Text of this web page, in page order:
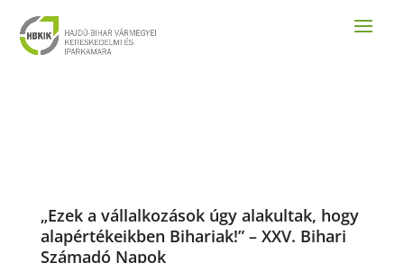
„Ezek a vállalkozások úgy alakultak, hogy
alapértékeikben Bihariak!” – XXV. Bihari
Számadó Napok